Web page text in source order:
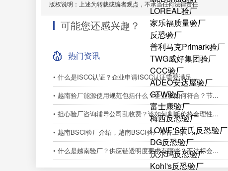
LOREAL验厂
家乐福质量验厂
反恐验厂
普利马克Primark验厂
TWG威好集团验厂
CCC验厂
ADEO安达屋验厂
GTW验厂
富士康验厂
梅西反恐验厂
LOWE'S劳氏反恐验厂
DG反恐验厂
沃尔玛反恐验厂
Kohl's反恐验厂
版权说明：上述为转载或编者观点，不承当任何法律责任
可能您还感兴趣？
热门资讯
• 什么是ISCC认证？企业申请ISCC认证需要满足...
• 越南验厂能源使用规范包括什么？企业应如何符合？节...
• 担心验厂咨询辅导公司乱收费？该如何判断价格合理性...
• 越南BSCI验厂介绍，越南BSCI验厂准备工作、...
• 什么是越南验厂？供应链透明度要求有哪些？不达标会...